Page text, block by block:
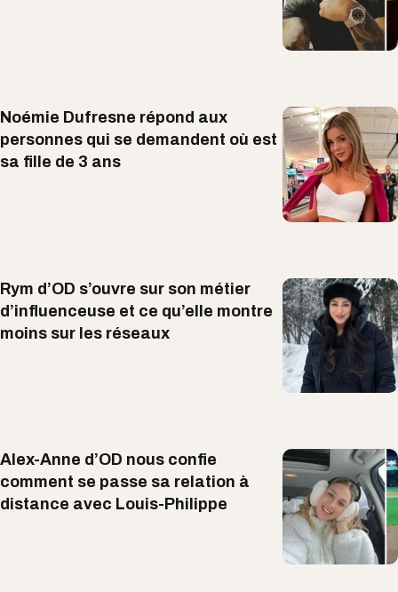
Noémie Dufresne répond aux
personnes qui se demandent où est
sa fille de 3 ans
Rym d’OD s’ouvre sur son métier
d’influenceuse et ce qu’elle montre
moins sur les réseaux
Alex-Anne d’OD nous confie
comment se passe sa relation à
distance avec Louis-Philippe